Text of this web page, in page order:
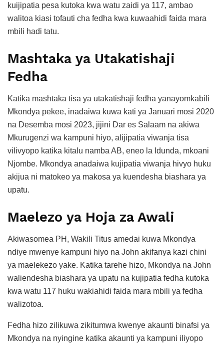
kuijipatia pesa kutoka kwa watu zaidi ya 117, ambao
walitoa kiasi tofauti cha fedha kwa kuwaahidi faida mara
mbili hadi tatu.
Mashtaka ya Utakatishaji
Fedha
Katika mashtaka tisa ya utakatishaji fedha yanayomkabili
Mkondya pekee, inadaiwa kuwa kati ya Januari mosi 2020
na Desemba mosi 2023, jijini Dar es Salaam na akiwa
Mkurugenzi wa kampuni hiyo, alijipatia viwanja tisa
vilivyopo katika kitalu namba AB, eneo la Idunda, mkoani
Njombe. Mkondya anadaiwa kujipatia viwanja hivyo huku
akijua ni matokeo ya makosa ya kuendesha biashara ya
upatu.
Maelezo ya Hoja za Awali
Akiwasomea PH, Wakili Titus amedai kuwa Mkondya
ndiye mwenye kampuni hiyo na John akifanya kazi chini
ya maelekezo yake. Katika tarehe hizo, Mkondya na John
waliendesha biashara ya upatu na kujipatia fedha kutoka
kwa watu 117 huku wakiahidi faida mara mbili ya fedha
walizotoa.
Fedha hizo zilikuwa zikitumwa kwenye akaunti binafsi ya
Mkondya na nyingine katika akaunti ya kampuni iliyopo